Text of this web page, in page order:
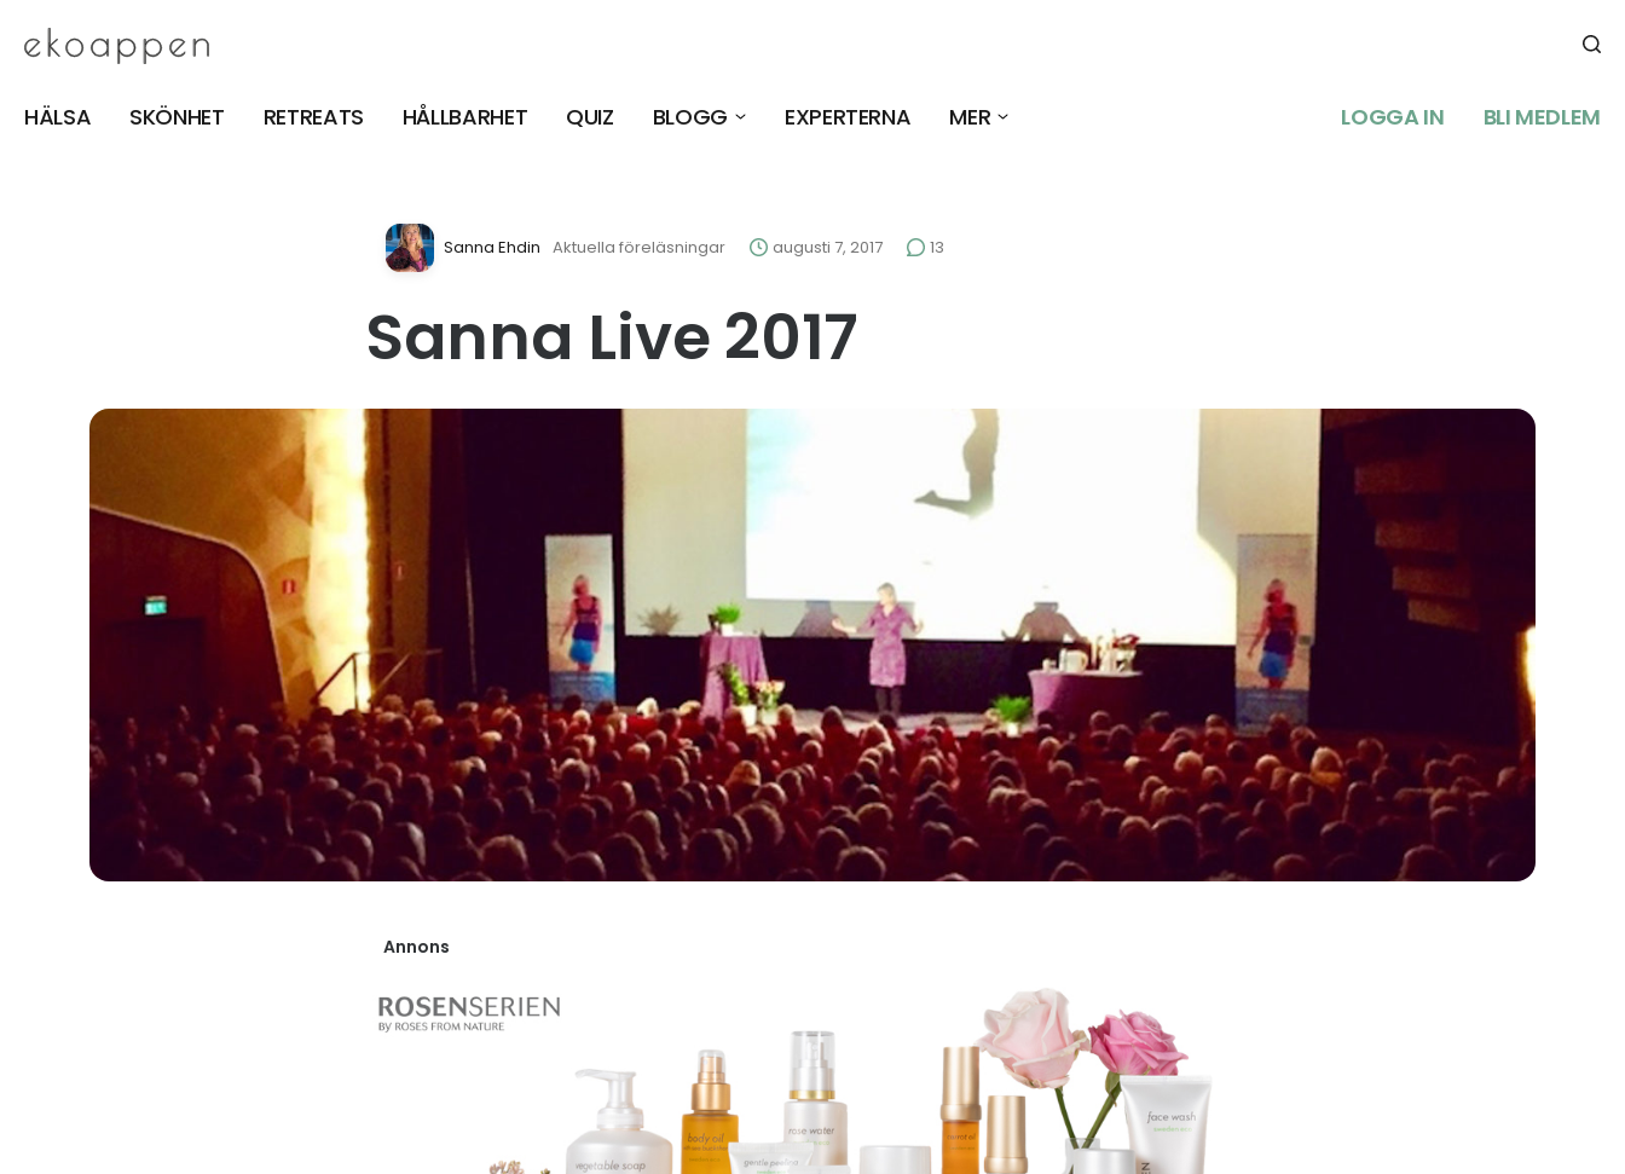
HÄLSA SKÖNHET RETREATS HÅLLBARHET QUIZ BLOGG EXPERTERNA MER LOGGA IN BLI MEDLEM
Sanna Ehdin Aktuella föreläsningar augusti 7, 2017 13
Sanna Live 2017
Annons